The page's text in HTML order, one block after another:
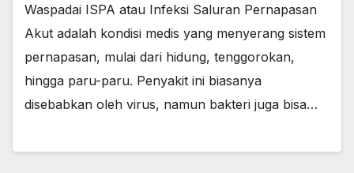
Waspadai ISPA atau Infeksi Saluran Pernapasan
Akut adalah kondisi medis yang menyerang sistem
pernapasan, mulai dari hidung, tenggorokan,
hingga paru-paru. Penyakit ini biasanya
disebabkan oleh virus, namun bakteri juga bisa…